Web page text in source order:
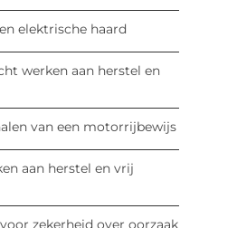
elektrische haard
werken aan herstel en
van een motorrijbewijs
aan herstel en vrij
zekerheid over oorzaak